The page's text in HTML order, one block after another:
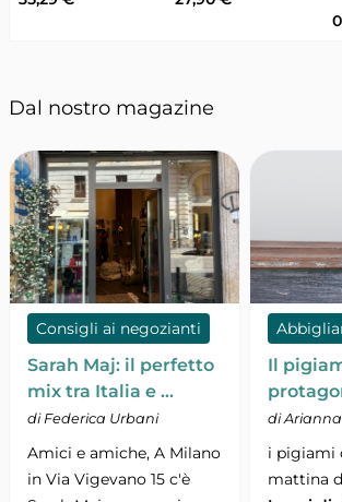
Dal nostro magazine
Consigli ai negozianti
Sarah Maj: il perfetto
mix tra Italia e …
di Federica Urbani
Amici e amiche, A Milano
in Via Vigevano 15 c'è
Il
di
i pigiami
mattina